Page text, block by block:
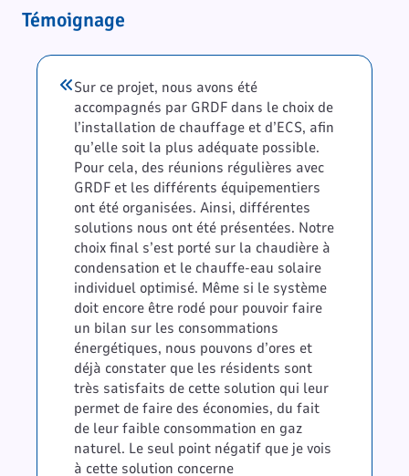
Témoignage
Sur ce projet, nous avons été
accompagnés par GRDF dans le choix de
l’installation de chauffage et d’ECS, afin
qu’elle soit la plus adéquate possible.
Pour cela, des réunions régulières avec
GRDF et les différents équipementiers
ont été organisées. Ainsi, différentes
solutions nous ont été présentées. Notre
choix final s’est porté sur la chaudière à
condensation et le chauffe-eau solaire
individuel optimisé. Même si le système
doit encore être rodé pour pouvoir faire
un bilan sur les consommations
énergétiques, nous pouvons d’ores et
déjà constater que les résidents sont
très satisfaits de cette solution qui leur
permet de faire des économies, du fait
de leur faible consommation en gaz
naturel. Le seul point négatif que je vois
à cette solution concerne